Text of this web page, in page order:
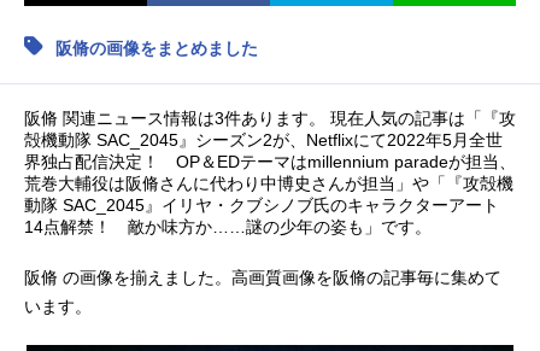
2.5次元 配信・Vtuber
最新記事一覧
アニメ記事一覧 声優記事一覧
アニメ映画一覧 実写化映画一覧
今期アニメ曜日別一覧
春アニメ
阪脩の画像をまとめました
阪脩 関連ニュース情報は3件あります。 現在人気の記事は「『攻
殻機動隊 SAC_2045』シーズン2が、Netflixにて2022年5月全世
界独占配信決定！ OP＆EDテーマはmillennium paradeが担当、
荒巻大輔役は阪脩さんに代わり中博史さんが担当」や「『攻殻機
動隊 SAC_2045』イリヤ・クブシノブ氏のキャラクターアート
14点解禁！ 敵か味方か……謎の少年の姿も」です。
阪脩 の画像を揃えました。高画質画像を阪脩の記事毎に集めて
います。